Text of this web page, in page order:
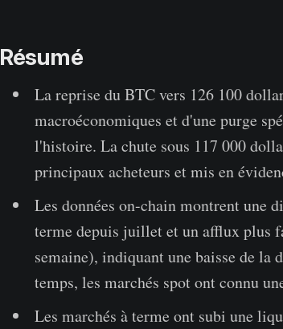
Résumé
La reprise du BTC vers 126 100
macroéconomiques et d'une purge
l'histoire. La chute sous 117 000
principaux acheteurs et mis en
Les données on-chain montrent une
terme depuis juillet et un afflux plus
semaine), indiquant une baisse de
temps, les marchés spot ont connu
Les marchés à terme ont subi une